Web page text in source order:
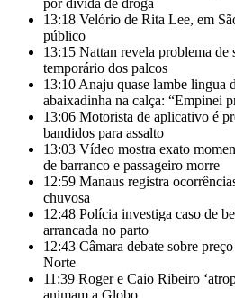
por dívida de droga
13:18 Velório de Rita Lee, em
público
13:15 Nattan revela problema de
temporário dos palcos
13:10 Anaju quase lambe lingua
abaixadinha na calça: “Empinei
13:06 Motorista de aplicativo é
bandidos para assalto
13:03 Vídeo mostra exato
de barranco e passageiro morre
12:59 Manaus registra
chuvosa
12:48 Polícia investiga caso de
arrancada no parto
12:43 Câmara debate sobre
Norte
11:39 Roger e Caio Ribeiro
animam a Globo